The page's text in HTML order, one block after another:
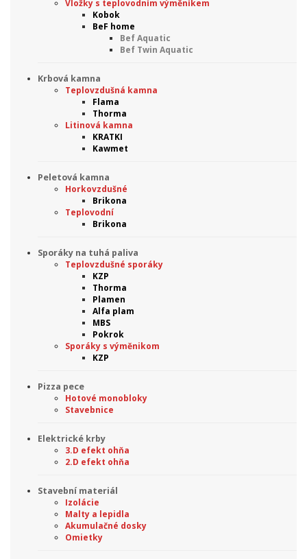
Vložky s teplovodním výměníkem
Kobok
BeF home
Bef Aquatic
Bef Twin Aquatic
Krbová kamna
Teplovzdušná kamna
Flama
Thorma
Litinová kamna
KRATKI
Kawmet
Peletová kamna
Horkovzdušné
Brikona
Teplovodní
Brikona
Sporáky na tuhá paliva
Teplovzdušné sporáky
KZP
Thorma
Plamen
Alfa plam
MBS
Pokrok
Sporáky s výměnikom
KZP
Pizza pece
Hotové monobloky
Stavebnice
Elektrické krby
3.D efekt ohňa
2.D efekt ohňa
Stavební materiál
Izolácie
Malty a lepidla
Akumulačné dosky
Omietky